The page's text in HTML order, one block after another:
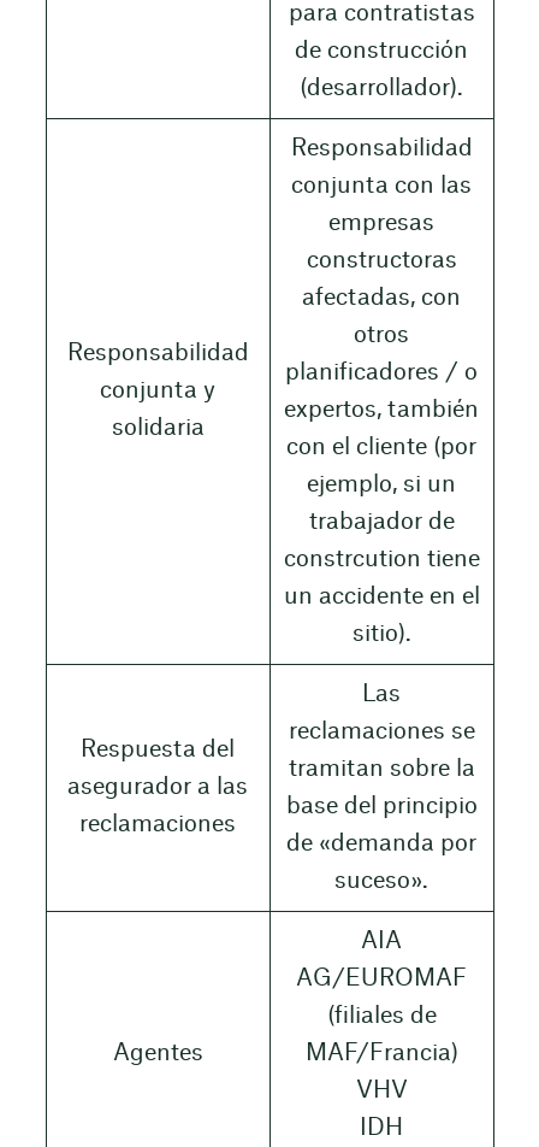
para contratistas
de construcción
(desarrollador).
Responsabilidad
conjunta y
solidaria
Responsabilidad
conjunta con las
empresas
constructoras
afectadas, con
otros
planificadores / o
expertos, también
con el cliente (por
ejemplo, si un
trabajador de
constrcution tiene
un accidente en el
sitio).
Respuesta del
asegurador a las
reclamaciones
Las
reclamaciones se
tramitan sobre la
base del principio
de «demanda por
suceso».
Agentes
AIA
AG/EUROMAF
(filiales de
MAF/Francia)
VHV
IDH